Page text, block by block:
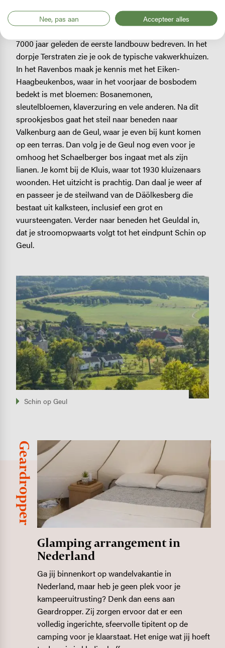
plateau, waar op de vruchtbare grond grote akkers
7000 jaar geleden de eerste landbouw bedreven. In het
dorpje Terstraten zie je ook de typische vakwerkhuizen.
In het Ravenbos maak je kennis met het Eiken-
Haagbeukenbos, waar in het voorjaar de bosbodem
bedekt is met bloemen: Bosanemonen,
sleutelbloemen, klaverzuring en vele anderen. Na dit
sprookjesbos gaat het steil naar beneden naar
Valkenburg aan de Geul, waar je even bij kunt komen
op een terras. Dan volg je de Geul nog even voor je
omhoog het Schaelberger bos ingaat met als zijn
lianen. Je komt bij de Kluis, waar tot 1930 kluizenaars
woonden. Het uitzicht is prachtig. Dan daal je weer af
en passeer je de steilwand van de Däölkesberg die
bestaat uit kalksteen, inclusief een grot en
vuursteengaten. Verder naar beneden het Geuldal in,
dat je stroomopwaarts volgt tot het eindpunt Schin op
Geul.
Image
Schin op Geul
Geardropper
Glamping arrangement in
Nederland
Ga jij binnenkort op wandelvakantie in
Nederland, maar heb je geen plek voor je
kampeeruitrusting? Denk dan eens aan
Geardropper. Zij zorgen ervoor dat er een
volledig ingerichte, sfeervolle tipitent op de
camping voor je klaarstaat. Het enige wat jij hoeft
Image
Nee, pas aan Accepteer alles